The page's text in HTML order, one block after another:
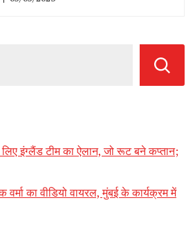
इंग्लैंड टीम का ऐलान, जो रूट बने कप्तान;
का वीडियो वायरल, मुंबई के कार्यक्रम में